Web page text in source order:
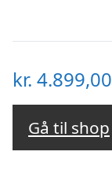
kr. 4.899,00
Gå til shop